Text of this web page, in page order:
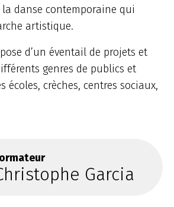
danse contemporaine qui
artistique.
d’un éventail de projets et
genres de publics et
écoles, crèches, centres sociaux,
Garcia